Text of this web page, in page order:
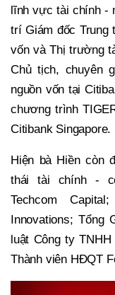
lĩnh vực tài chính -
trí Giám đốc Trung
vốn và Thị trường
Chủ tịch, chuyên
nguồn vốn tại
chương trình
Citibank Singapore.
Hiện bà Hiền còn
thái tài chính -
Techcom
Innovations; Tổng
luật Công ty
Thành viên HĐQT